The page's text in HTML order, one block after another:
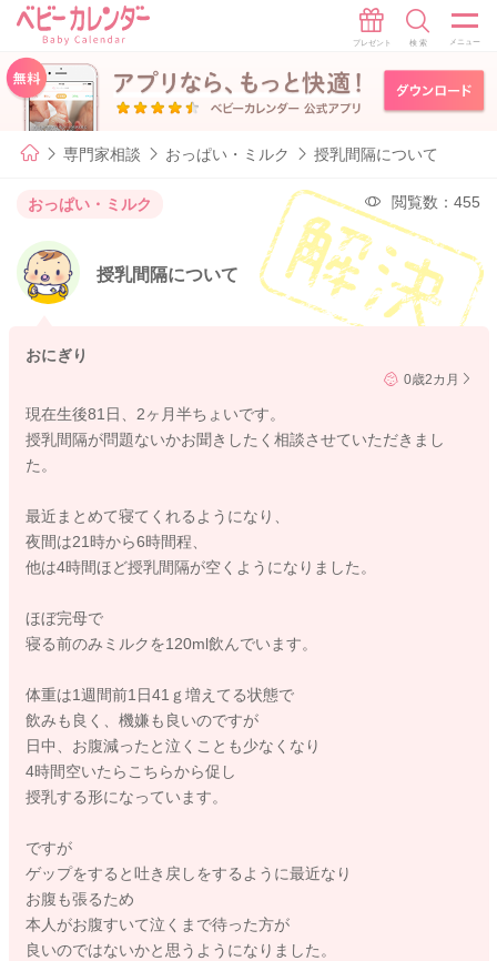
専門家相談 おっぱい・ミルク 授乳間隔について
おっぱい・ミルク 閲覧数：455
授乳間隔について
おにぎり
0歳2カ月
現在生後81日、2ヶ月半ちょいです。
授乳間隔が問題ないかお聞きしたく相談させていただきまし
た。
最近まとめて寝てくれるようになり、
夜間は21時から6時間程、
他は4時間ほど授乳間隔が空くようになりました。
ほぼ完母で
寝る前のみミルクを120ml飲んでいます。
体重は1週間前1日41ｇ増えてる状態で
飲みも良く、機嫌も良いのですが
日中、お腹減ったと泣くことも少なくなり
4時間空いたらこちらから促し
授乳する形になっています。
ですが
ゲップをすると吐き戻しをするように最近なり
お腹も張るため
本人がお腹すいて泣くまで待った方が
良いのではないかと思うようになりました。